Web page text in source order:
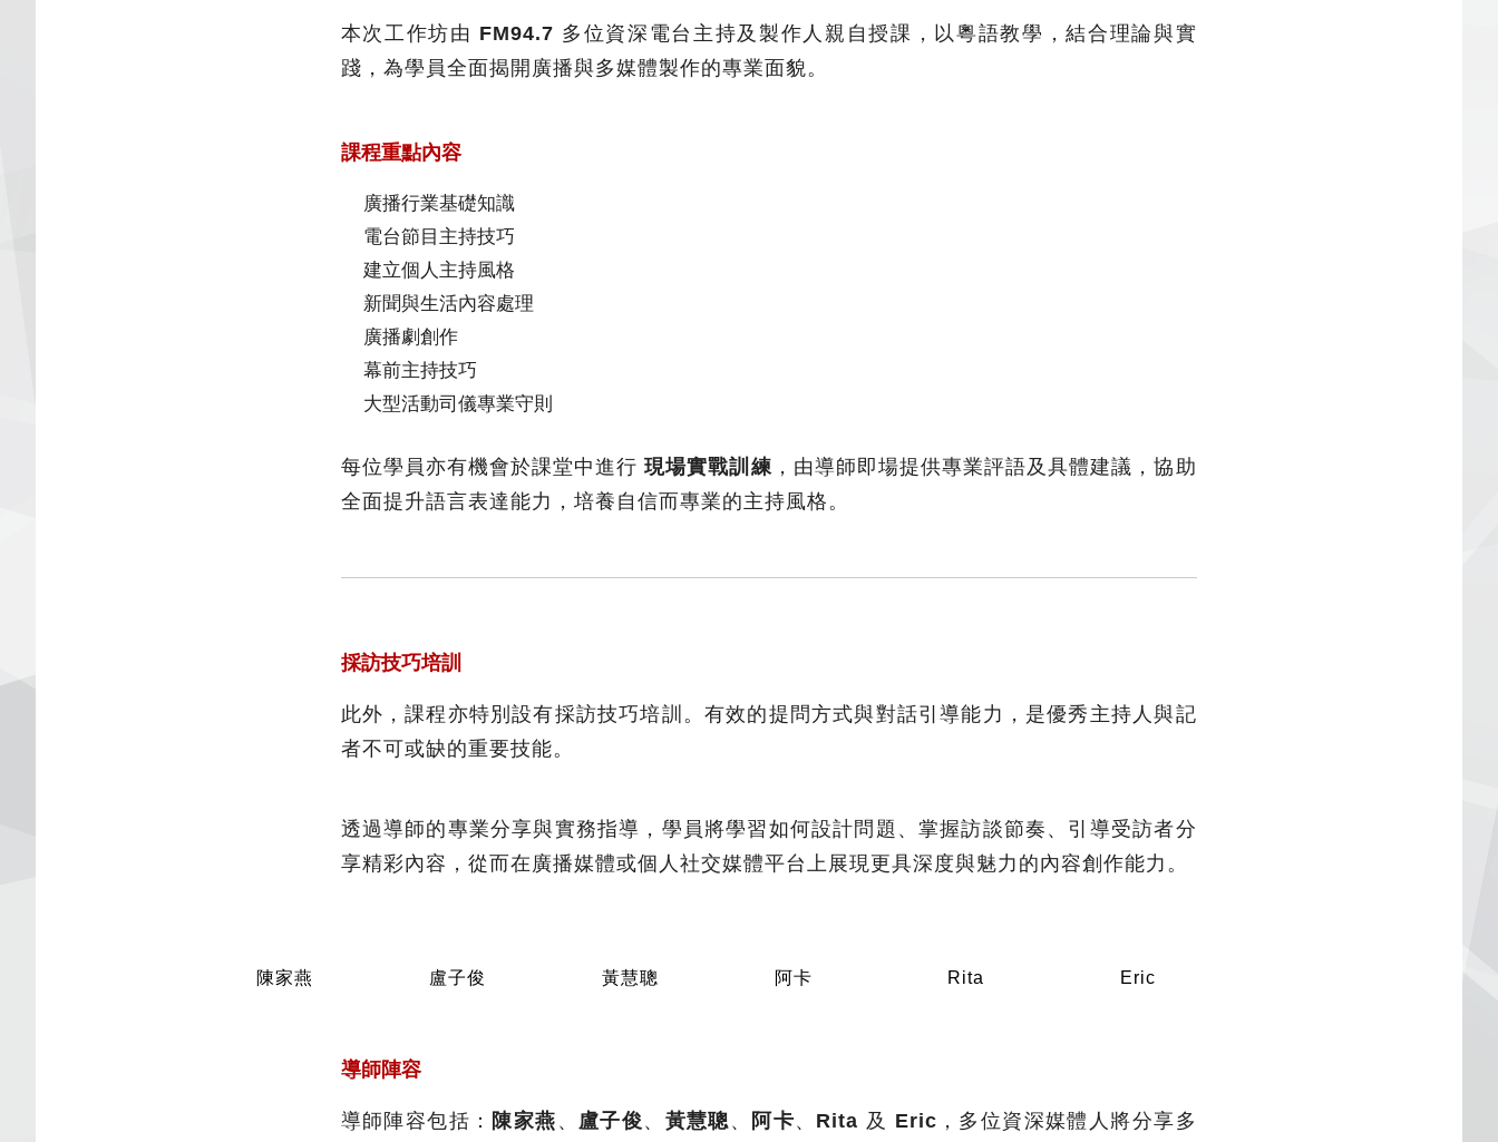
本次工作坊由 FM94.7 多位資深電台主持及製作人親自授課，以粵語教學，結合理論與實
踐，為學員全面揭開廣播與多媒體製作的專業面貌。
課程重點內容
廣播行業基礎知識
電台節目主持技巧
建立個人主持風格
新聞與生活內容處理
廣播劇創作
幕前主持技巧
大型活動司儀專業守則
每位學員亦有機會於課堂中進行現場實戰訓練 ，由導師即場提供專業評語及具體建議，協助
全面提升語言表達能力，培養自信而專業的主持風格。
採訪技巧培訓
此外，課程亦特別設有採訪技巧培訓。有效的提問方式與對話引導能力，是優秀主持人與記
者不可或缺的重要技能。
透過導師的專業分享與實務指導，學員將學習如何設計問題、掌握訪談節奏、引導受訪者分
享精彩內容，從而在廣播媒體或個人社交媒體平台上展現更具深度與魅力的內容創作能力。
陳家燕 盧子俊 黃慧聰 阿卡 Rita Eric
導師陣容
導師陣容包括： 陳家燕 、 盧子俊 、 黃慧聰 、 阿卡、 Rita 及 Eric ，多位資深媒體人將分享多